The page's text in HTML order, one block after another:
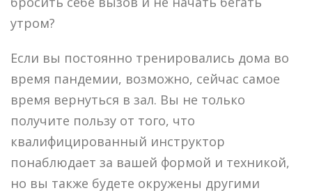
утром?
Если вы постоянно тренировались дома во
время пандемии, возможно, сейчас самое
время вернуться в зал. Вы не только
получите пользу от того, что
квалифицированный инструктор
понаблюдает за вашей формой и техникой,
но вы также будете окружены другими